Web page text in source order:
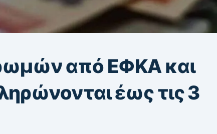
από ΕΦΚΑ και
έως τις 3